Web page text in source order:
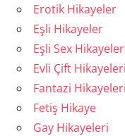
Erotik Hikayeler
Eşli Hikayeler
Eşli Sex
Evli Çift Hikayeleri
Fantazi Hikayeleri
Fetiş Hikaye
Gay Hikayeleri